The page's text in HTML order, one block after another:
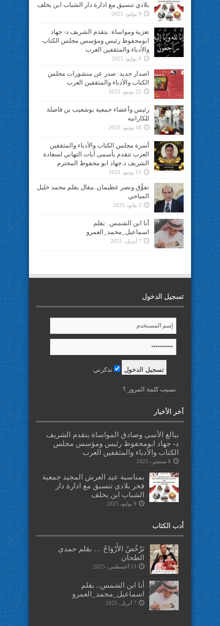
بلادي تنسيق مع ادارة دار الشباب ابن يخلف
9 يوليو، 2025
تعزية ومواساة: يتقدم الشريف د- جهاد
ابومحفوظ رئيس ومؤسس مجلس الكتاب
والأدباء والمثقفين العرب
9 يوليو، 2025
اصدار جديد: صدر عن منشورات مجلس
الكتاب والأدباء والمثقفين العرب
25 يونيو، 2025
رئيس وأعضاء جمعية بوشعيب بن فاضلة
للكاراتيه
18 يونيو، 2025
أسرة مجلس الكتاب والأدباء والمثقفين
العرب تتقدم بأسمى آيات التهاني لسعادة
الشريف د.جهاد ابو محفوظ المحترم
15 يونيو، 2025
تفوُّق ونصر عظيمان..مقال بقلم محمد خليل
المياحي
3 مايو، 2025
أنا ابن الشمس.. بقلم
اسماعيل_محمد_العمرو
7 أبريل، 2025
تسجيل الدخول
تذكرني
نسيت كلمة المرور ؟
آخر الأخبار
ببالغ الأسى وصادق المواساة يتقدم الشريف
د- جهاد ابومحفوظ رئيس ومؤسس مجلس
الكتاب والأدباء والمثقفين العرب
8 سبتمبر، 2025
بمناسبة عيد العرش المجيد جمعية
فخر بلادي تنسيق مع ادارة دار
الشباب ابن يخلف
9 يوليو، 2025
أدب الكتاب
تَرْخُصُ الأَرْوَاحُ … بقلم حمدي
الطحان
13 أغسطس، 2025
أنا ابن الشمس.. بقلم
اسماعيل_محمد_العمرو
7 أبريل، 2025